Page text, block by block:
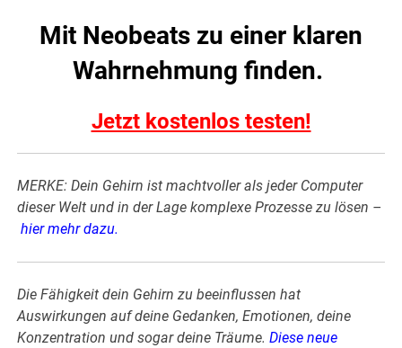
Mit Neobeats zu einer klaren
Wahrnehmung finden.
Jetzt kostenlos testen!
MERKE: Dein Gehirn ist machtvoller als jeder Computer
dieser Welt und in der Lage komplexe Prozesse zu lösen –
hier mehr dazu.
Die Fähigkeit dein Gehirn zu beeinflussen hat
Auswirkungen auf deine Gedanken, Emotionen, deine
Konzentration und sogar deine Träume.Diese neue